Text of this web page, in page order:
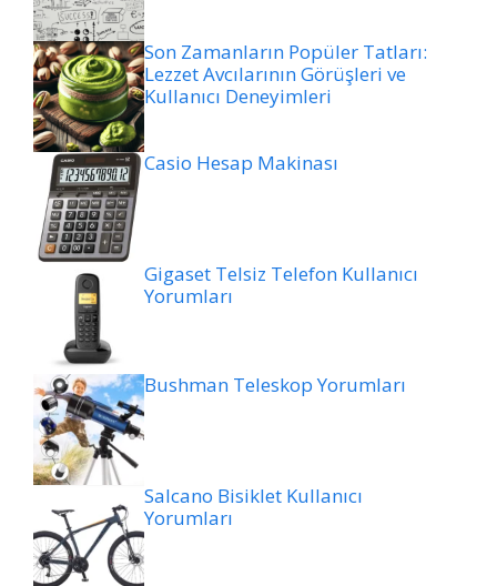
Son Zamanların Popüler Tatları:
Lezzet Avcılarının Görüşleri ve
Kullanıcı Deneyimleri
Casio Hesap Makinası
Gigaset Telsiz Telefon Kullanıcı
Yorumları
Bushman Teleskop Yorumları
Salcano Bisiklet Kullanıcı
Yorumları